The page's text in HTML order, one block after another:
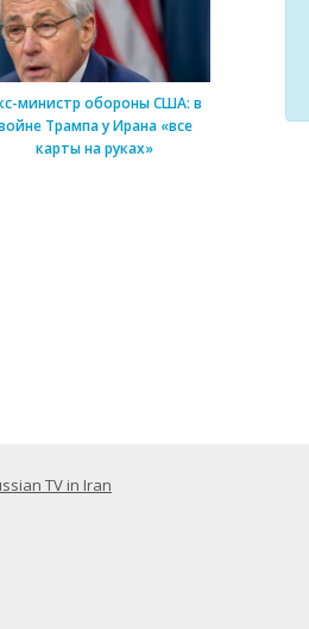
министр обороны США: в
Трампа у Ирана «все
карты на руках»
TV in Iran